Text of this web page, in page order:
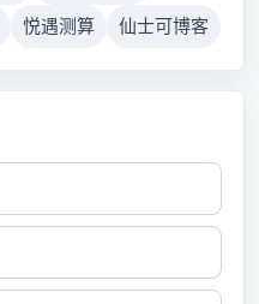
悦遇测算 仙士可博客